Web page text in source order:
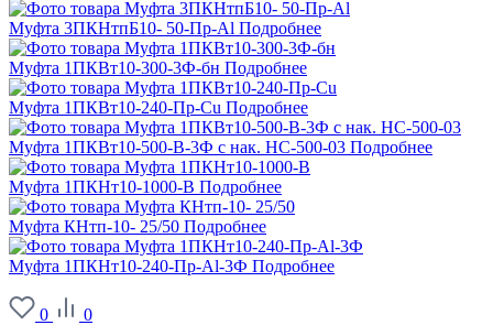
Муфта 3ПКНтпБ10- 50-Пр-Al Подробнее
Муфта 1ПКВт10-300-3Ф-бн Подробнее
Муфта 1ПКВт10-240-Пр-Cu Подробнее
Муфта 1ПКВт10-500-В-3Ф с нак. НС-500-03 Подробнее
Муфта 1ПКНт10-1000-В Подробнее
Муфта КНтп-10- 25/50 Подробнее
Муфта 1ПКНт10-240-Пр-Al-3Ф Подробнее
0
0